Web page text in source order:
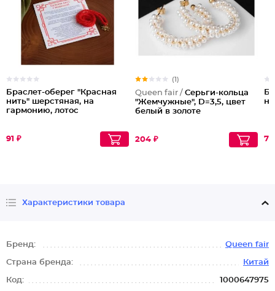
Браслет-оберег "Красная
нить" шерстяная, на
гармонию, лотос
91 ₽
(1)
Queen fair / Серьги-кольца
"Жемчужные", D=3,5, цвет
белый в золоте
204 ₽
Характеристики товара
Бренд: Queen fair
Страна бренда: Китай
Код: 1000647975